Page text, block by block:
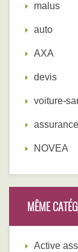
malus
auto
AXA
devis
voiture-
NOVEA
MÊME
Active